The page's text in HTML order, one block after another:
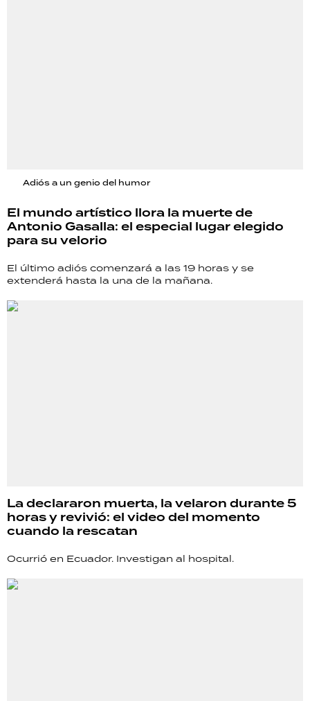
Adiós a un genio del humor
El mundo artístico llora la muerte de
Antonio Gasalla: el especial lugar elegido
para su velorio
El último adiós comenzará a las 19 horas y se
extenderá hasta la una de la mañana.
La declararon muerta, la velaron durante 5
horas y revivió: el video del momento
cuando la rescatan
Ocurrió en Ecuador. Investigan al hospital.